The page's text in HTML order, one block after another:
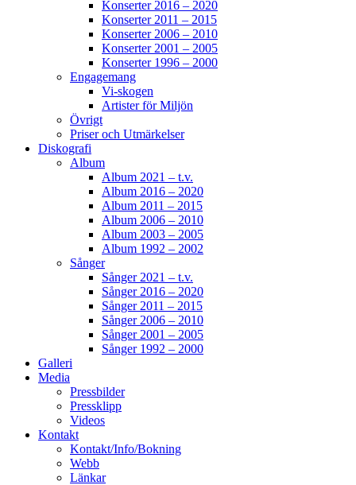
Konserter 2016 – 2020
Konserter 2011 – 2015
Konserter 2006 – 2010
Konserter 2001 – 2005
Konserter 1996 – 2000
Engagemang
Vi-skogen
Artister för Miljön
Övrigt
Priser och Utmärkelser
Diskografi
Album
Album 2021 – t.v.
Album 2016 – 2020
Album 2011 – 2015
Album 2006 – 2010
Album 2003 – 2005
Album 1992 – 2002
Sånger
Sånger 2021 – t.v.
Sånger 2016 – 2020
Sånger 2011 – 2015
Sånger 2006 – 2010
Sånger 2001 – 2005
Sånger 1992 – 2000
Galleri
Media
Pressbilder
Pressklipp
Videos
Kontakt
Kontakt/Info/Bokning
Webb
Länkar